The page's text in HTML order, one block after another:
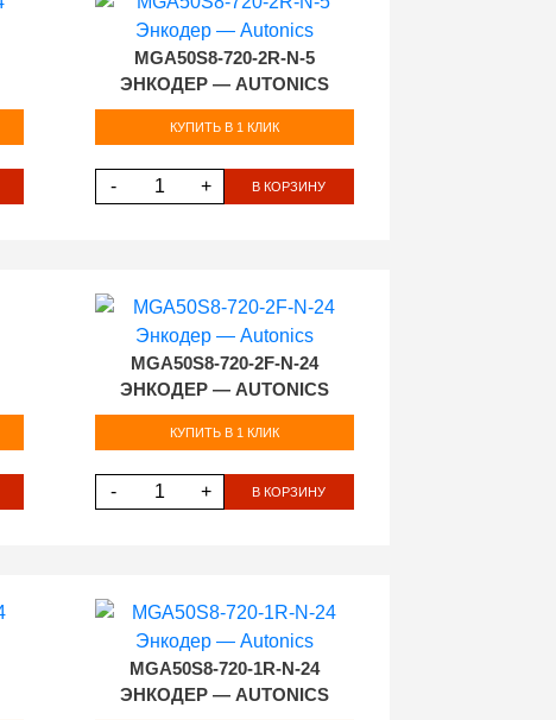
MGA50S8-720-2R-N-5
ЭНКОДЕР — AUTONICS
КУПИТЬ В 1 КЛИК
- + В КОРЗИНУ
MGA50S8-720-2F-N-24
ЭНКОДЕР — AUTONICS
КУПИТЬ В 1 КЛИК
- + В КОРЗИНУ
MGA50S8-720-1R-N-24
ЭНКОДЕР — AUTONICS